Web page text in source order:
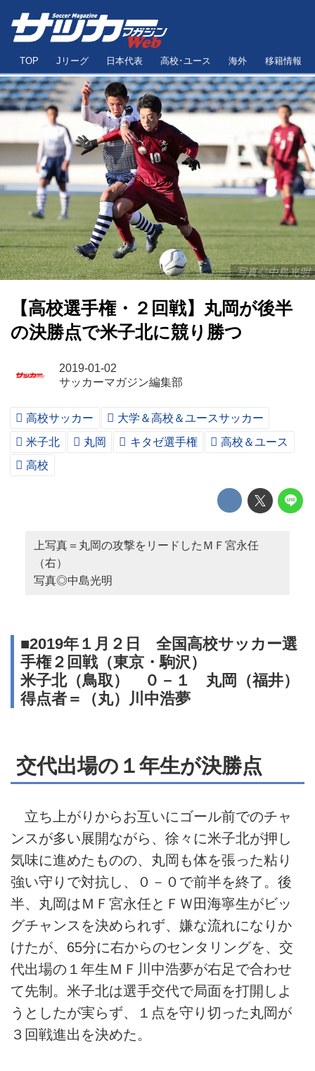
TOP Jリーグ 日本代表 高校･ユース 海外 移籍情報
写真◎中島光明
【高校選手権・２回戦】丸岡が後半
の決勝点で米子北に競り勝つ
2019-01-02
サッカーマガジン編集部
高校サッカー
大学＆高校＆ユースサッカー
米子北
丸岡 キタゼ選手権
高校＆ユース
高校
上写真＝丸岡の攻撃をリードしたＭＦ宮永任
（右）
写真◎中島光明
■2019年１月２日 全国高校サッカー選
手権２回戦（東京・駒沢）
米子北（鳥取） ０－１ 丸岡（福井）
得点者＝（丸）川中浩夢
交代出場の１年生が決勝点
立ち上がりからお互いにゴール前でのチャ
ンスが多い展開ながら、徐々に米子北が押し
気味に進めたものの、丸岡も体を張った粘り
強い守りで対抗し、０－０で前半を終了。後
半、丸岡はＭＦ宮永任とＦＷ田海寧生がビッ
グチャンスを決められず、嫌な流れになりか
けたが、65分に右からのセンタリングを、交
代出場の１年生ＭＦ川中浩夢が右足で合わせ
て先制。米子北は選手交代で局面を打開しよ
うとしたが実らず、１点を守り切った丸岡が
３回戦進出を決めた。